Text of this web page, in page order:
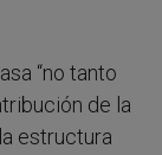
“no tanto
de la
estructura